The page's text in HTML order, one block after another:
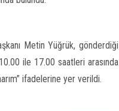
Metin Yüğrük, gönderdiği
ile 17.00 saatleri arasında
ifadelerine yer verildi.